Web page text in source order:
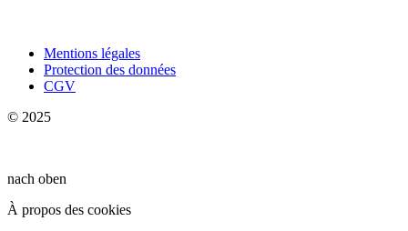
Mentions légales
Protection des données
CGV
© 2025
nach oben
À propos des cookies